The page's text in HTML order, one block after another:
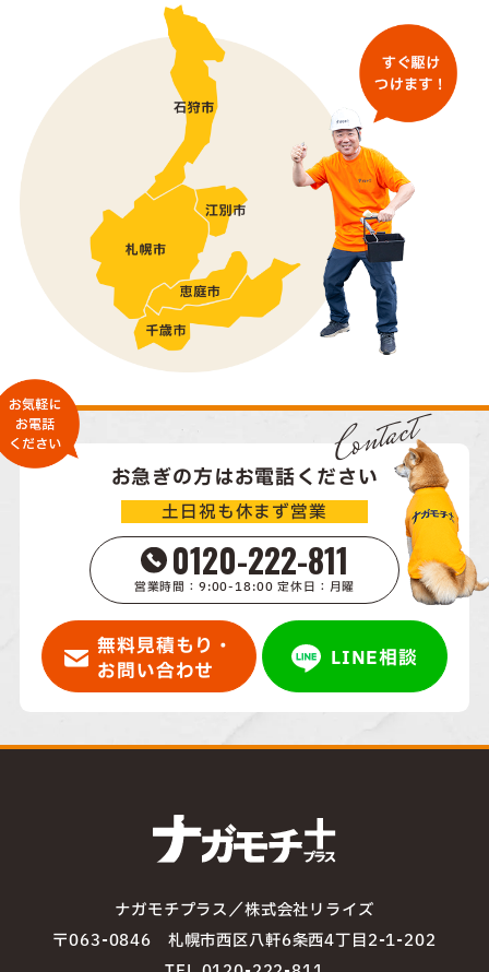
Contact
お急ぎの方はお電話ください
土日祝も休まず営業
0120-222-811
営業時間：9:00-18:00 定休日：月曜
無料見積もり・
お問い合わせ
LINE相談
ナガモチプラス／株式会社リライズ
〒063-0846 札幌市西区八軒6条西4丁目2-1-202